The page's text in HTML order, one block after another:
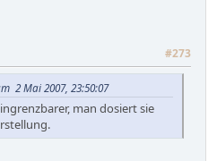
#273
2 Mai 2007, 23:50:07
man dosiert sie